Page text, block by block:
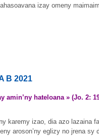
izay omeny
B 2021
amin’ny hateloana » (Jo. 2:
karemy izao, dia azo lazaina
aroson’ny eglizy no jrena sy